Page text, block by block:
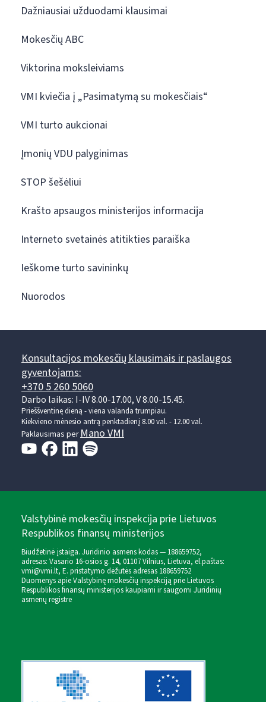
Dažniausiai užduodami klausimai
Mokesčių ABC
Viktorina moksleiviams
VMI kviečia į „Pasimatymą su mokesčiais“
VMI turto aukcionai
Įmonių VDU palyginimas
STOP šešėliui
Krašto apsaugos ministerijos informacija
Interneto svetainės atitikties paraiška
Ieškome turto savininkų
Nuorodos
Konsultacijos mokesčių klausimais ir paslaugos
gyventojams:
+370 5 260 5060
Darbo laikas: I-IV 8.00-17.00, V 8.00-15.45.
Prieššventinę dieną - viena valanda trumpiau.
Kiekvieno mėnesio antrą penktadienį 8.00 val. - 12.00 val.
Paklausimas perMano VMI
Valstybinė mokesčių inspekcija prie Lietuvos
Respublikos finansų ministerijos
Biudžetinė įstaiga. Juridinio asmens kodas — 188659752,
adresas: Vasario 16-osios g. 14, 01107 Vilnius, Lietuva, el.paštas:
vmi@vmi.lt, E. pristatymo dėžutės adresas 188659752
Duomenys apie Valstybinę mokesčių inspekciją prie Lietuvos
Respublikos finansų ministerijos kaupiami ir saugomi Juridinių
asmenų registre